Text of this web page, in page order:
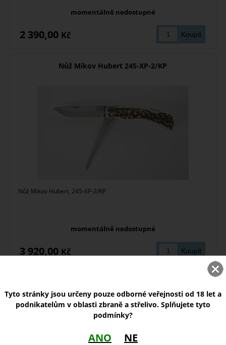
momentálně nedostupné
2 390,00 Kč
Nůž Mikov Hubert 245-XP-2/KP
Nůž Mikov Hubert, 245-XP-2/KP
momentálně nedostupné
3 920,00 Kč
Tyto stránky jsou určeny pouze odborné veřejnosti od 18 let a
podnikatelům v oblasti zbraně a střelivo. Splňujete tyto
podmínky?
ANO NE